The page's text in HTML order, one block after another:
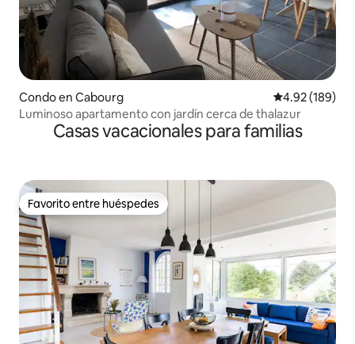
Condo en Cabourg Calificación
4.92 (189)
Luminoso apartamento con jardín cerca de thalazur
Casas vacacionales para familias
Favorito entre huéspedes
Favorito entre huéspedes